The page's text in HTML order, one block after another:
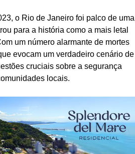
o Rio de Janeiro foi palco de uma
para a história como a mais letal
um número alarmante de mortes
evocam um verdadeiro cenário de
cruciais sobre a segurança
locais.